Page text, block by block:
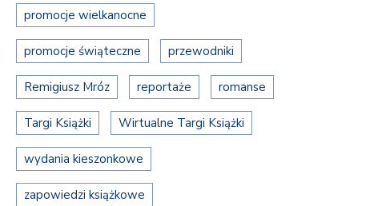
promocje wielkanocne
promocje świąteczne przewodniki
Remigiusz Mróz reportaże romanse
Targi Książki Wirtualne Targi Książki
wydania kieszonkowe
zapowiedzi książkowe